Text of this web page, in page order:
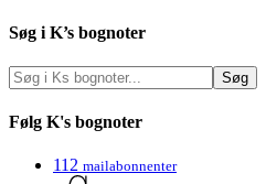
Søg i K’s bognoter
Følg K's bognoter
112 mailabonnenter